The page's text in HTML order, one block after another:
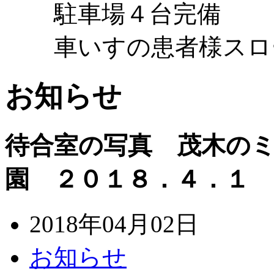
駐車場４台完備
車いすの患者様ス
お知らせ
待合室の写真 茂木の
園 ２０１８．４．１
2018年04月02日
お知らせ